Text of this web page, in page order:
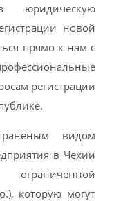
юридическую
новой
прямо к нам с
регистрации
видом
в Чехии
которую могут